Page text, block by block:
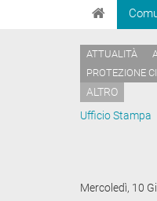
ATTUALITÀ
PROTEZIONE
ALTRO
Ufficio Stampa
Mercoledì, 10